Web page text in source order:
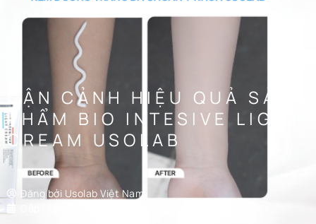
CẬN CẢNH HIỆU QUẢ SẢN
PHẨM BIO INTESIVE LIGHT
CREAM USOLAB
Đăng bởi Usolab Việt Nam